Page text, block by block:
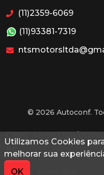
Utilizamos Cookies
melhorar sua
OK
(11)2359-6069
(11)93381-7319
© 2026 Autoconf.
Termos